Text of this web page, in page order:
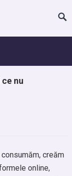
nu
creăm
online,